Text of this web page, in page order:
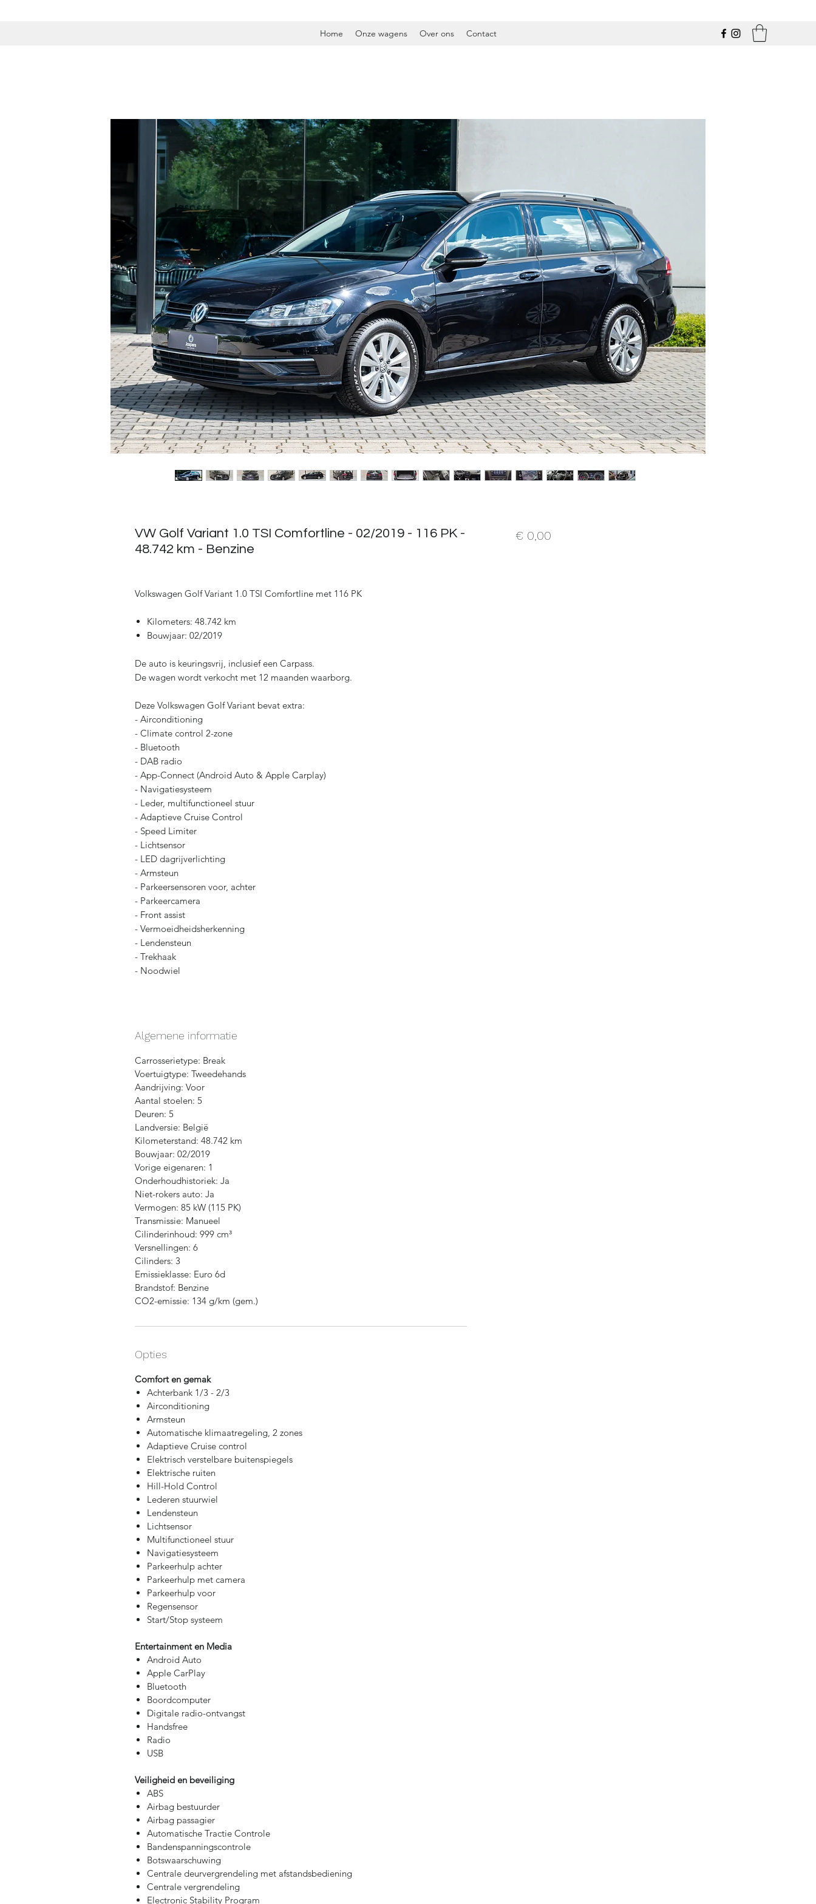
Home Onze wagens Over ons Contact
VW Golf Variant 1.0 TSI Comfortline - 02/2019 - 116 PK -
48.742 km - Benzine
Volkswagen Golf Variant 1.0 TSI Comfortline met 116 PK
Kilometers: 48.742 km
Bouwjaar: 02/2019
De auto is keuringsvrij, inclusief een Carpass.
De wagen wordt verkocht met 12 maanden waarborg.
Deze Volkswagen Golf Variant bevat extra:
- Airconditioning
- Climate control 2-zone
- Bluetooth
- DAB radio
- App-Connect (Android Auto & Apple Carplay)
- Navigatiesysteem
- Leder, multifunctioneel stuur
- Adaptieve Cruise Control
- Speed Limiter
- Lichtsensor
- LED dagrijverlichting
- Armsteun
- Parkeersensoren voor, achter
- Parkeercamera
- Front assist
- Vermoeidheidsherkenning
- Lendensteun
- Trekhaak
- Noodwiel
Algemene informatie
Carrosserietype: Break
Voertuigtype: Tweedehands
Aandrijving: Voor
Aantal stoelen: 5
Deuren: 5
Landversie: België
Kilometerstand: 48.742 km
Bouwjaar: 02/2019
Vorige eigenaren: 1
Onderhoudhistoriek: Ja
Niet-rokers auto: Ja
Vermogen: 85 kW (115 PK)
Transmissie: Manueel
Cilinderinhoud: 999 cm³
Versnellingen: 6
Cilinders: 3
Emissieklasse: Euro 6d
Brandstof: Benzine
CO2-emissie: 134 g/km (gem.)
Opties
Comfort en gemak
Achterbank 1/3 - 2/3
Airconditioning
Armsteun
Automatische klimaatregeling, 2 zones
Adaptieve Cruise control
Elektrisch verstelbare buitenspiegels
Elektrische ruiten
Hill-Hold Control
Lederen stuurwiel
Lendensteun
Lichtsensor
Multifunctioneel stuur
Navigatiesysteem
Parkeerhulp achter
Parkeerhulp met camera
Parkeerhulp voor
Regensensor
Start/Stop systeem
Entertainment en Media
Android Auto
Apple CarPlay
Bluetooth
Boordcomputer
Digitale radio-ontvangst
Handsfree
Radio
USB
Veiligheid en beveiliging
ABS
Airbag bestuurder
Airbag passagier
Automatische Tractie Controle
Bandenspanningscontrole
Botswaarschuwing
Centrale deurvergrendeling met afstandsbediening
Centrale vergrendeling
Electronic Stability Program
€ 0,00Prijs